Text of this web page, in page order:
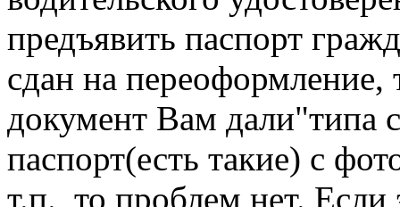
предъявить паспорт
сдан на переоформление,
документ Вам дали"типа
паспорт(есть такие) с
т.п., то проблем нет.